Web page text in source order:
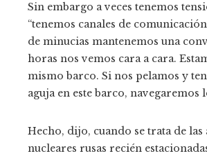
Sin embargo a veces tenemos
“tenemos canales de
de minucias mantenemos una
horas nos vemos cara a cara.
mismo barco. Si nos pelamos y
aguja en este barco, navegaremos
Hecho, dijo, cuando se trata de las
nucleares rusas recién